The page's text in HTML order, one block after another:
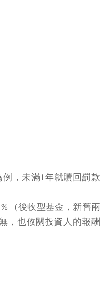
例，未滿1年就贖回罰款
（後收型基金，新舊兩
，也攸關投資人的報酬